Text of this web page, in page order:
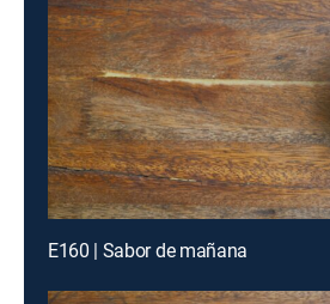
E160 | Sabor de mañana